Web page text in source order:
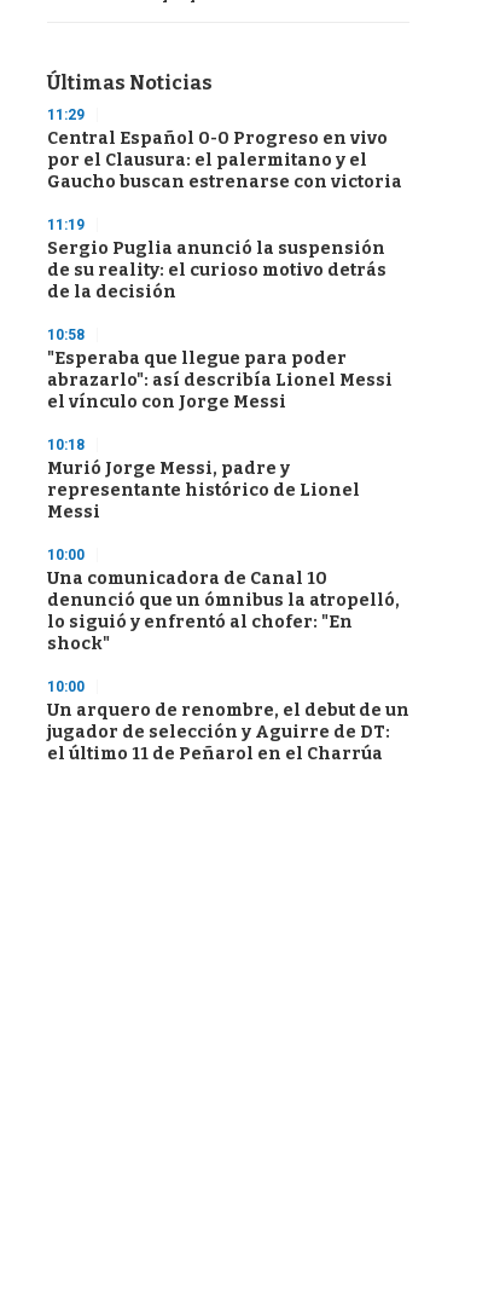
Últimas Noticias
11:29
Central Español 0-0 Progreso en vivo
por el Clausura: el palermitano y el
Gaucho buscan estrenarse con victoria
11:19
Sergio Puglia anunció la suspensión
de su reality: el curioso motivo detrás
de la decisión
10:58
"Esperaba que llegue para poder
abrazarlo": así describía Lionel Messi
el vínculo con Jorge Messi
10:18
Murió Jorge Messi, padre y
representante histórico de Lionel
Messi
10:00
Una comunicadora de Canal 10
denunció que un ómnibus la atropelló,
lo siguió y enfrentó al chofer: "En
shock"
10:00
Un arquero de renombre, el debut de un
jugador de selección y Aguirre de DT:
el último 11 de Peñarol en el Charrúa